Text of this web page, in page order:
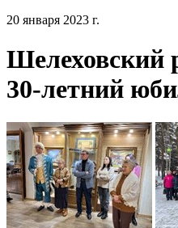
20 января 2023 г.
Шелеховский
30-летний